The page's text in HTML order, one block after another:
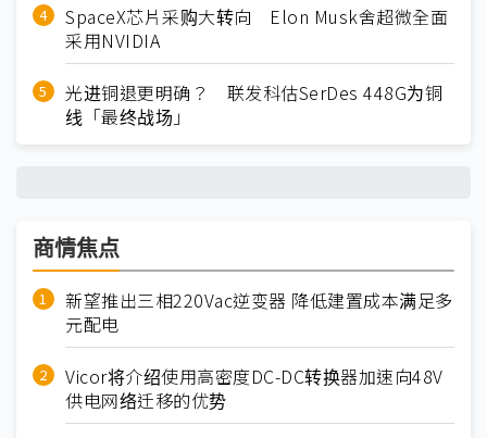
SpaceX芯片采购大转向 Elon Musk舍超微全面
采用NVIDIA
光进铜退更明确？ 联发科估SerDes 448G为铜
线「最终战场」
商情焦点
新望推出三相220Vac逆变器 降低建置成本满足多
元配电
Vicor将介绍使用高密度DC-DC转换器加速向48V
供电网络迁移的优势